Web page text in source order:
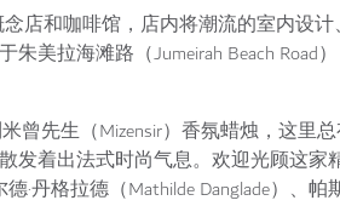
店和咖啡馆，店内将潮流的室内设
美拉海滩路（Jumeirah Beach Road
曾先生（Mizensir）香氛蜡烛，这里
发着出法式时尚气息。欢迎光顾这家
·丹格拉德（Mathilde Danglade）、帕